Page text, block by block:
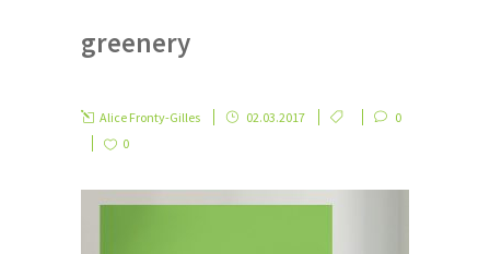
greenery
Alice Fronty-Gilles 02.03.2017
0
0